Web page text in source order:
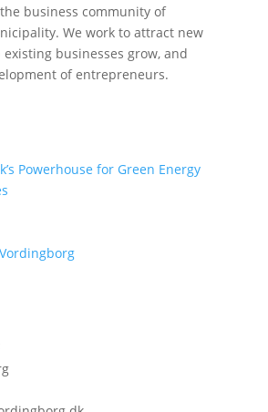
business community of
We work to attract new
businesses grow, and
of entrepreneurs.
Powerhouse for Green Energy